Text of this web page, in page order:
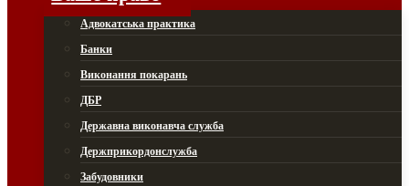
Адвокатська практика
Банки
Виконання покарань
ДБР
Державна виконавча служба
Держприкордонслужба
Забудовники